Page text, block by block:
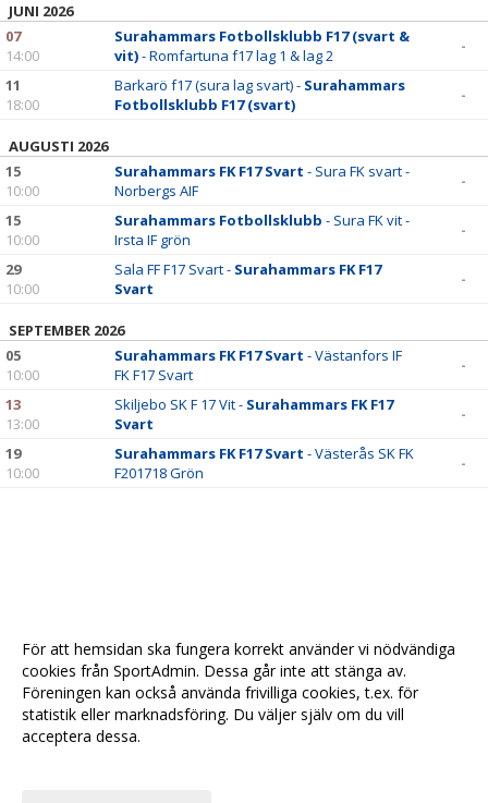
JUNI 2026
07
14:00
Surahammars Fotbollsklubb F17 (svart &
vit)- Romfartuna f17 lag 1 & lag 2
-
11
18:00
Barkarö f17 (sura lag svart) - Surahammars
Fotbollsklubb F17 (svart)
-
AUGUSTI 2026
15
10:00
Surahammars FK F17 Svart - Sura FK svart -
Norbergs AIF
-
15
10:00
Surahammars Fotbollsklubb - Sura FK vit -
Irsta IF grön
-
29
10:00
Sala FF F17 Svart - Surahammars FK F17
Svart
-
SEPTEMBER 2026
05
10:00
Surahammars FK F17 Svart - Västanfors IF
FK F17 Svart
-
13
13:00
Skiljebo SK F 17 Vit - Surahammars FK F17
Svart
-
19
10:00
Surahammars FK F17 Svart - Västerås SK FK
F201718 Grön
-
För att hemsidan ska fungera korrekt använder vi nödvändiga
cookies från SportAdmin. Dessa går inte att stänga av.
Föreningen kan också använda frivilliga cookies, t.ex. för
statistik eller marknadsföring. Du väljer själv om du vill
acceptera dessa.